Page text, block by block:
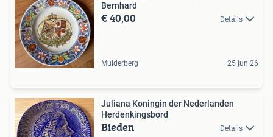
Bernhard
€ 40,00 Details
Muiderberg 25 jun 26
Juliana Koningin der Nederlanden
Herdenkingsbord
Bieden Details